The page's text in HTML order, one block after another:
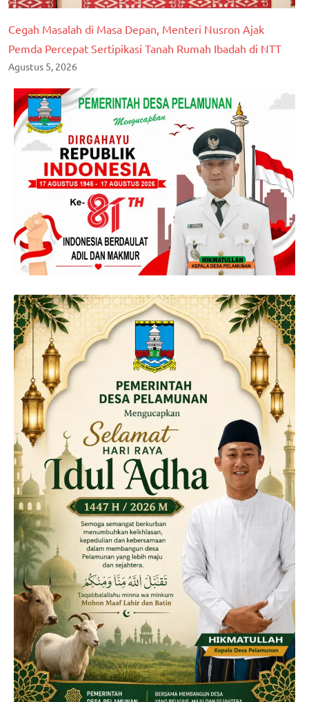
Cegah Masalah di Masa Depan, Menteri Nusron Ajak
Pemda Percepat Sertipikasi Tanah Rumah Ibadah di NTT
Agustus 5, 2026